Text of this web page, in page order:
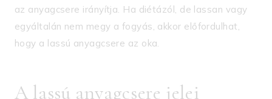
az anyagcsere irányítja. Ha diétázól, de lassan vagy
egyáltalán nem megy a fogyás, akkor előfordulhat,
hogy a lassú anyagcsere az oka.
A lassú anyagcsere jelei